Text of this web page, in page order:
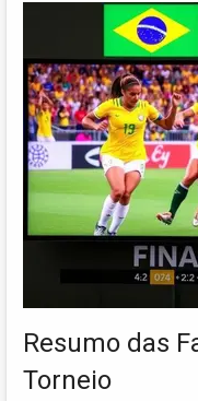
Resumo das
Torneio